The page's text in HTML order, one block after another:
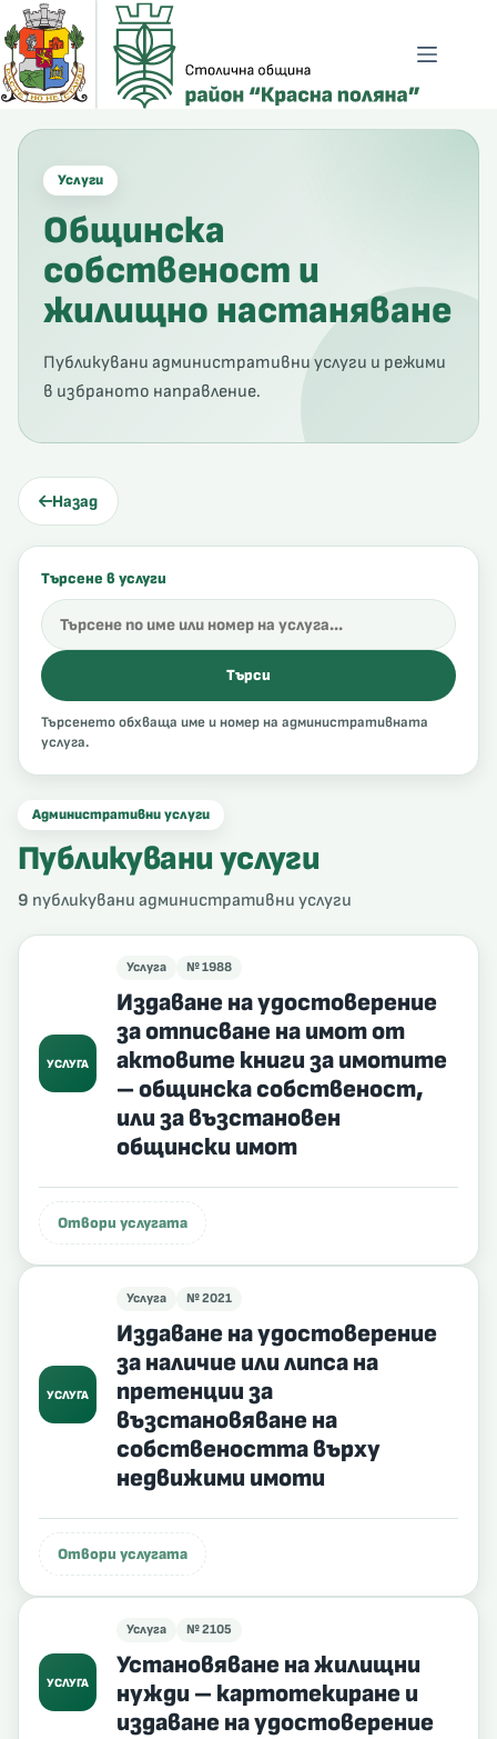
Skip
to
content
Услуги
Общинска
собственост и
жилищно настаняване
Публикувани административни услуги и режими
в избраното направление.
Назад
Търсене в услуги
Търси
Търсенето обхваща име и номер на административната
услуга.
Административни услуги
Публикувани услуги
9 публикувани административни услуги
УСЛУГА
Услуга № 1988
Издаване на удостоверение
за отписване на имот от
актовите книги за имотите
– общинска собственост,
или за възстановен
общински имот
Отвори услугата
УСЛУГА
Услуга № 2021
Издаване на удостоверение
за наличие или липса на
претенции за
възстановяване на
собствеността върху
недвижими имоти
Отвори услугата
УСЛУГА
Услуга № 2105
Установяване на жилищни
нужди – картотекиране и
издаване на удостоверение
зрение